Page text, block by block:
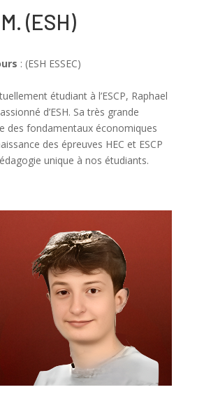
(ESH)
: (ESH ESSEC)
étudiant à l’ESCP, Raphael
d’ESH. Sa très grande
des fondamentaux économiques
des épreuves HEC et ESCP
unique à nos étudiants.